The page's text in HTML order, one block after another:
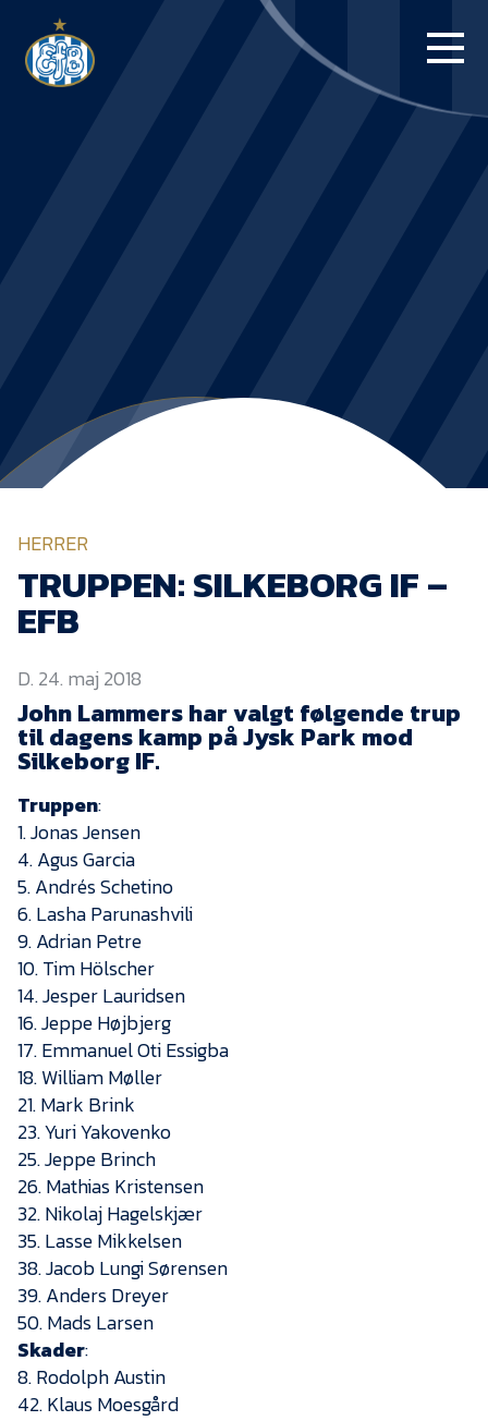
BLUE WATER
NYHEDER
EfB Akademi
Sydvestjysk Fodbold
Samarbejde
Kontakt
Job i EfB
Presse
HERRER
TRUPPEN: SILKEBORG IF –
EFB
D. 24. maj 2018
John Lammers har valgt følgende trup
til dagens kamp på Jysk Park mod
Silkeborg IF.
Truppen:
1. Jonas Jensen
4. Agus Garcia
5. Andrés Schetino
6. Lasha Parunashvili
9. Adrian Petre
10. Tim Hölscher
14. Jesper Lauridsen
16. Jeppe Højbjerg
17. Emmanuel Oti Essigba
18. William Møller
21. Mark Brink
23. Yuri Yakovenko
25. Jeppe Brinch
26. Mathias Kristensen
32. Nikolaj Hagelskjær
35. Lasse Mikkelsen
38. Jacob Lungi Sørensen
39. Anders Dreyer
50. Mads Larsen
Skader:
8. Rodolph Austin
42. Klaus Moesgård